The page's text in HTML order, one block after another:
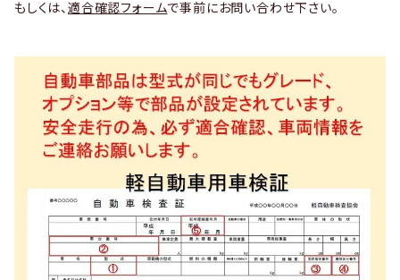
もしくは、 適合確認フォームで事前にお問い合わせ下さい。